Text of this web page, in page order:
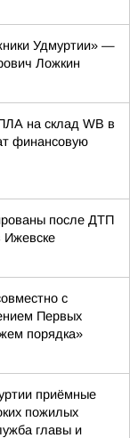
Удмуртии» —
Ложкин
на склад WB в
финансовую
после ДТП
Ижевске
с
Первых
порядка»
приёмные
пожилых
главы и